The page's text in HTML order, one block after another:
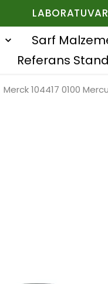
Sarf
Referans
Merck 104417 0100